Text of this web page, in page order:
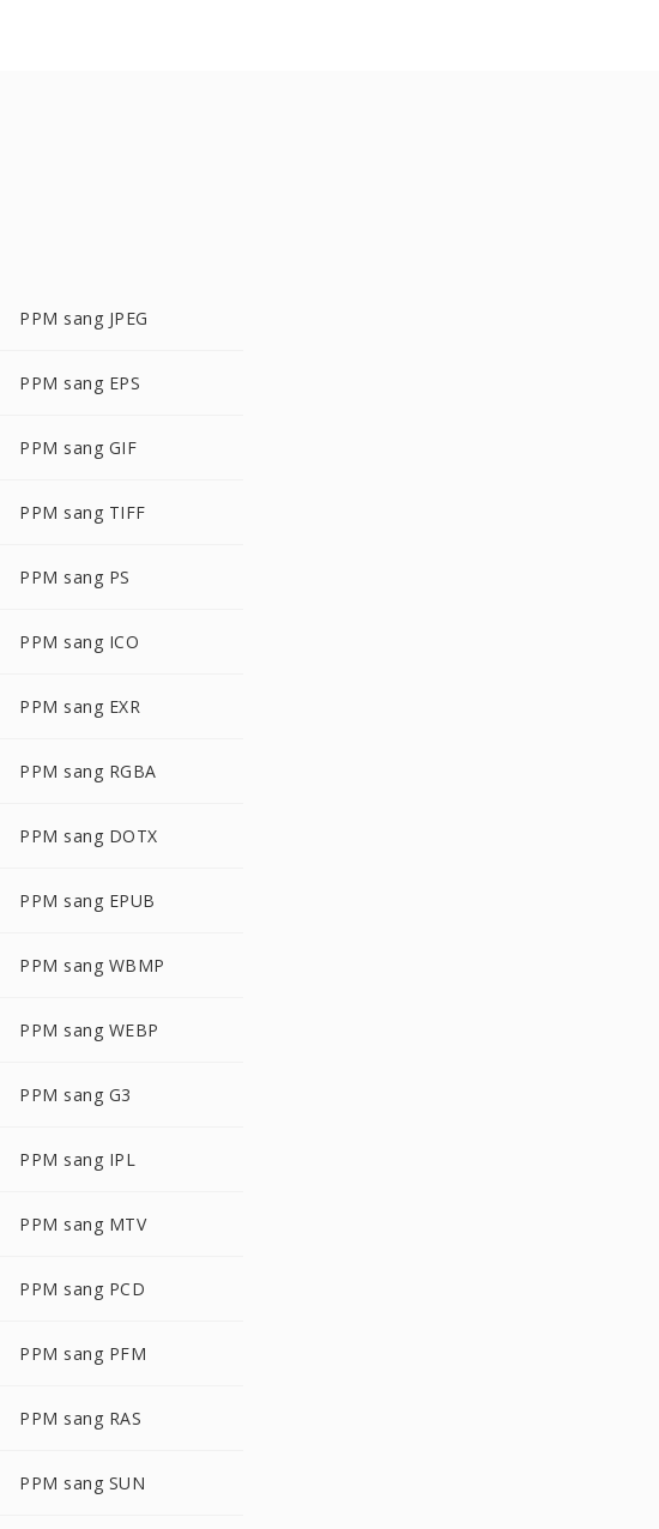
PPM sang JPEG
PPM sang EPS
PPM sang GIF
PPM sang TIFF
PPM sang PS
PPM sang ICO
PPM sang EXR
PPM sang RGBA
PPM sang DOTX
PPM sang EPUB
PPM sang WBMP
PPM sang WEBP
PPM sang G3
PPM sang IPL
PPM sang MTV
PPM sang PCD
PPM sang PFM
PPM sang RAS
PPM sang SUN